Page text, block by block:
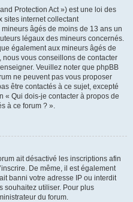
Protection Act ») est une loi des
sites internet collectant
âgés de moins de 13 ans un
légaux des mineurs concernés.
également aux mineurs âgés de
nous vous conseillons de contacter
Veuillez noter que phpBB
ne peuvent pas vous proposer
être contactés à ce sujet, excepté
« Qui dois-je contacter à propos de
à ce forum ? ».
ait désactivé les inscriptions afin
De même, il est également
banni votre adresse IP ou interdit
souhaitez utiliser. Pour plus
du forum.